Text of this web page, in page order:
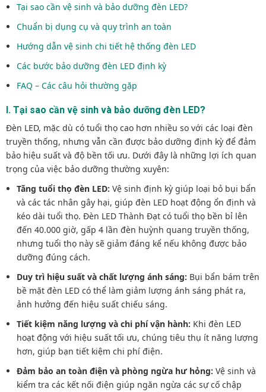
Tại sao cần vệ sinh và bảo dưỡng đèn LED?
Chuẩn bị dụng cụ và quy trình an toàn
Hướng dẫn vệ sinh chi tiết hệ thống đèn LED
Các bước bảo dưỡng đèn LED định kỳ
FAQ – Các câu hỏi thường gặp
I. Tại sao cần vệ sinh và bảo dưỡng đèn LED?
Đèn LED, mặc dù có tuổi thọ cao hơn nhiều so với các loại đèn
truyền thống, nhưng vẫn cần được bảo dưỡng định kỳ để đảm
bảo hiệu suất và độ bền tối ưu. Dưới đây là những lợi ích quan
trọng của việc bảo dưỡng thường xuyên:
Tăng tuổi thọ đèn LED: Vệ sinh định kỳ giúp loại bỏ bụi bẩn
và các tác nhân gây hại, giúp đèn LED hoạt động ổn định và
kéo dài tuổi thọ. Đèn LED Thành Đạt có tuổi thọ bền bỉ lên
đến 40.000 giờ, gấp 4 lần đèn huỳnh quang truyền thống,
nhưng tuổi thọ này sẽ giảm đáng kể nếu không được bảo
dưỡng đúng cách.
Duy trì hiệu suất và chất lượng ánh sáng: Bụi bẩn bám trên
bề mặt đèn LED có thể làm giảm lượng ánh sáng phát ra,
ảnh hưởng đến hiệu suất chiếu sáng.
Tiết kiệm năng lượng và chi phí vận hành: Khi đèn LED
hoạt động với hiệu suất tối ưu, chúng tiêu thụ ít năng lượng
hơn, giúp bạn tiết kiệm chi phí điện.
Đảm bảo an toàn điện và phòng ngừa hư hỏng: Vệ sinh và
kiểm tra các kết nối điện giúp ngăn ngừa các sự cố chập